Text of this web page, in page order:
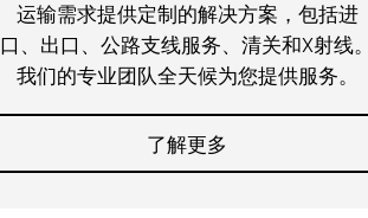
运输需求提供定制的解决方案，包括进
口、出口、公路支线服务、清关和X射线。
我们的专业团队全天候为您提供服务。
了解更多